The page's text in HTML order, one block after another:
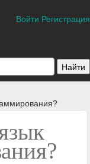
Войти Регистрация